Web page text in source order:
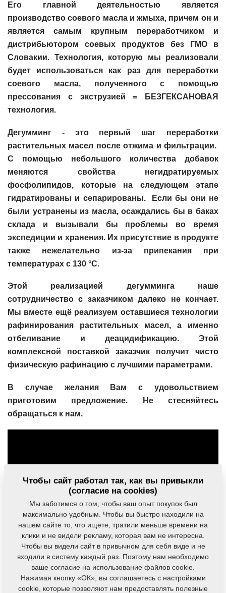
Его главной деятельностью является
производство соевого масла и жмыха, причем он и
является самым крупным переработчиком и
дистрибьютором соевых продуктов без ГМО в
Словакии. Технология, которую мы реализовали
будет использоваться как раз для переработки
соевого масла, полученного с помощью
прессования с экструзией = БЕЗГЕКСАНОВАЯ
технология.
Дегумминг - это первый шаг переработки
растительных масел после отжима и фильтрации.
С помощью небольшого количества добавок
меняются свойства негидратируемых
фосфолипидов, которые на следующем этапе
гидратированы и сепарированы. Если бы они не
были устранены из масла, осаждались бы в баках
склада и вызывали бы проблемы во время
экспедиции и хранения. Их присутствие в продукте
также нежелательно из-за припекания при
температурах с 130 °C.
Этой реализацией дегумминга наше
сотрудничество с заказчиком далеко не кончает.
Мы вместе ещё реализуем оставшиеся технологии
рафинирования растительных масел, а именно
отбеливание и деацидификацию. Этой
комплексной поставкой заказчик получит чисто
физическую рафинацию с лучшими параметрами.
В случае желания Вам с удовольствием
приготовим предложение. Не стесняйтесь
обращаться к нам.
Чтобы сайт работал так, как вы привыкли
(согласие на cookies)
Мы заботимся о том, чтобы ваш опыт покупок был
максимально удобным. Чтобы вы быстро находили на
нашем сайте то, что ищете, тратили меньше времени на
клики и не видели рекламу, которая вам не интересна.
Чтобы вы видели сайт в привычном для себя виде и не
входили в систему каждый раз. Поэтому нам необходимо
ваше согласие на использование файлов cookie.
Нажимая кнопку «ОК», вы соглашаетесь с настройками
cookie, которые позволяют нам предоставлять полезные